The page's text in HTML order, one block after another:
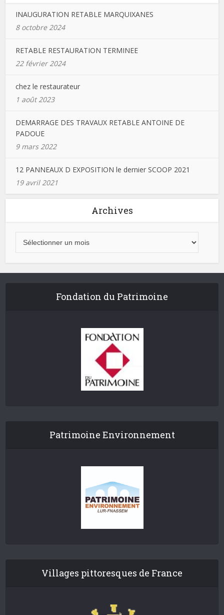
INAUGURATION RETABLE MARQUIXANES
8 octobre 2024
RETABLE RESTAURATION TERMINEE
22 février 2024
chez le restaurateur
1 août 2023
DEMARRAGE DES TRAVAUX RETABLE ANTOINE DE
PADOUE
9 mars 2022
12 PANNEAUX D EXPOSITION le dernier SCOOP 2021
19 avril 2021
Archives
Fondation du Patrimoine
Patrimoine Environnement
Villages pittoresques de France